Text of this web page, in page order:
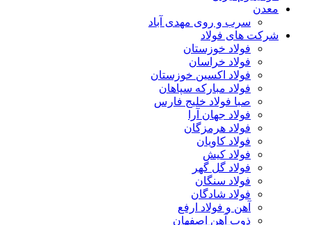
معدن
سرب و روی مهدی آباد
شرکت های فولاد
فولاد خوزستان
فولاد خراسان
فولاد اکسین خوزستان
فولاد مبارکه سپاهان
صبا فولاد خلیج فارس
فولاد جهان آرا
فولاد هرمزگان
فولاد کاویان
فولاد کیش
فولاد گل گهر
فولاد سنگان
فولاد شادگان
آهن و فولاد ارفع
ذوب آهن اصفهان